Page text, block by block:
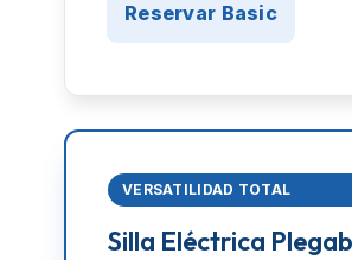
Reservar Basic
VERSATILIDAD TOTAL
Silla Eléctrica